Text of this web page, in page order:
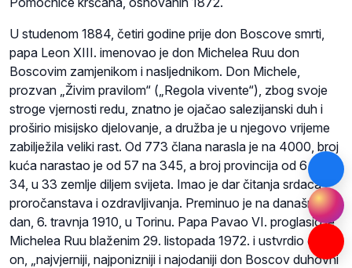
U studenom 1884, četiri godine prije don Boscove smrti,
papa Leon XIII. imenovao je don Michelea Ruu don
Boscovim zamjenikom i nasljednikom. Don Michele,
prozvan „Živim pravilom“ („Regola vivente“), zbog svoje
stroge vjernosti redu, znatno je ojačao salezijanski duh i
proširio misijsko djelovanje, a družba je u njegovo vrijeme
zabilježila veliki rast. Od 773 člana narasla je na 4000, broj
kuća narastao je od 57 na 345, a broj provincija od 6 na
34, u 33 zemlje diljem svijeta. Imao je dar čitanja srdaca,
proročanstava i ozdravljivanja. Preminuo je na današnji
dan, 6. travnja 1910, u Torinu. Papa Pavao VI. proglasio je
Michelea Ruu blaženim 29. listopada 1972. i ustvrdio da je
on, „najvjerniji, najponizniji i najodaniji don Boscov duhovni